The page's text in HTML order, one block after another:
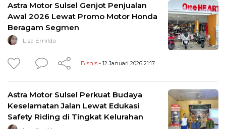
Astra Motor Sulsel Genjot Penjualan
Awal 2026 Lewat Promo Motor Honda
Beragam Segmen
Lisa Emilda
Bisnis - 12 Januari 2026 21:17
Astra Motor Sulsel Perkuat Budaya
Keselamatan Jalan Lewat Edukasi
Safety Riding di Tingkat Kelurahan